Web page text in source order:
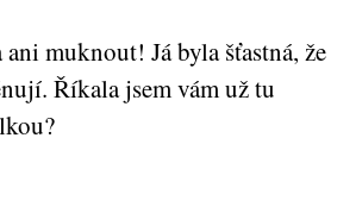
muknout! Já byla šťastná, že
Říkala jsem vám už tu